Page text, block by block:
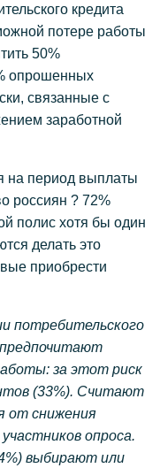
кредита
потере работы
50%
опрошенных
связанные с
заработной
на период выплаты
россиян ? 72%
полис хотя бы один
делать это
приобрести
потребительского
предпочитают
за этот риск
(33%). Считают
от снижения
опроса.
выбирают или